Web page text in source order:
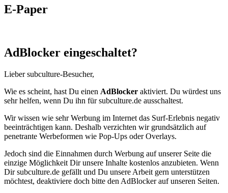
E-Paper
AdBlocker eingeschaltet?
Lieber subculture-Besucher,
Wie es scheint, hast Du einen AdBlocker aktiviert. Du würdest uns
sehr helfen, wenn Du ihn für subculture.de ausschaltest.
Wir wissen wie sehr Werbung im Internet das Surf-Erlebnis negativ
beeinträchtigen kann. Deshalb verzichten wir grundsätzlich auf
penetrante Werbeformen wie Pop-Ups oder Overlays.
Jedoch sind die Einnahmen durch Werbung auf unserer Seite die
einzige Möglichkeit Dir unsere Inhalte kostenlos anzubieten. Wenn
Dir subculture.de gefällt und Du unsere Arbeit gern unterstützen
möchtest, deaktiviere doch bitte den AdBlocker auf unseren Seiten.